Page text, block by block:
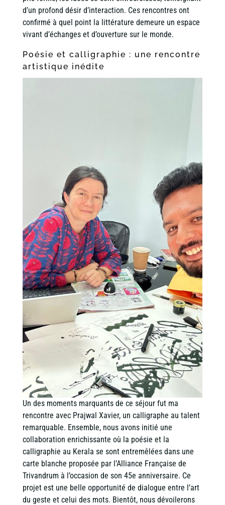
d’un profond désir d’interaction. Ces rencontres ont
confirmé à quel point la littérature demeure un espace
vivant d’échanges et d’ouverture sur le monde.
Poésie et calligraphie : une rencontre
artistique inédite
Un des moments marquants de ce séjour fut ma
rencontre avec Prajwal Xavier, un calligraphe au talent
remarquable. Ensemble, nous avons initié une
collaboration enrichissante où la poésie et la
calligraphie au Kerala se sont entremêlées dans une
carte blanche proposée par l’Alliance Française de
Trivandrum à l’occasion de son 45e anniversaire. Ce
projet est une belle opportunité de dialogue entre l’art
du geste et celui des mots. Bientôt, nous dévoilerons